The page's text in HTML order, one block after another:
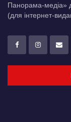
Панорама-медіа»
(для інтернет-